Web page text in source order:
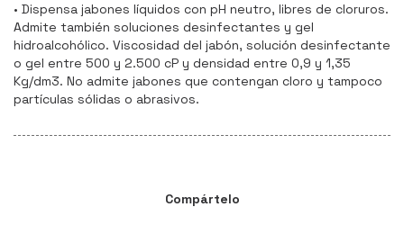
• Dispensa jabones líquidos con pH neutro, libres de cloruros.
Admite también soluciones desinfectantes y gel
hidroalcohólico. Viscosidad del jabón, solución desinfectante
o gel entre 500 y 2.500 cP y densidad entre 0,9 y 1,35
Kg/dm3. No admite jabones que contengan cloro y tampoco
partículas sólidas o abrasivos.
Compártelo